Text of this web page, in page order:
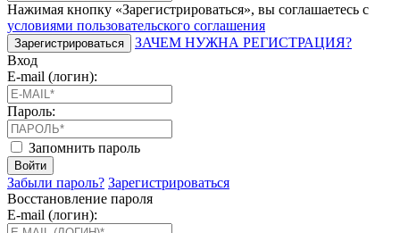
Нажимая кнопку «Зарегистрироваться», вы соглашаетесь с
условиями пользовательского соглашения
Зарегистрироваться
ЗАЧЕМ НУЖНА РЕГИСТРАЦИЯ?
Вход
E-mail (логин):
Пароль:
Запомнить пароль
Войти
Забыли пароль? Зарегистрироваться
Восстановление пароля
E-mail (логин):